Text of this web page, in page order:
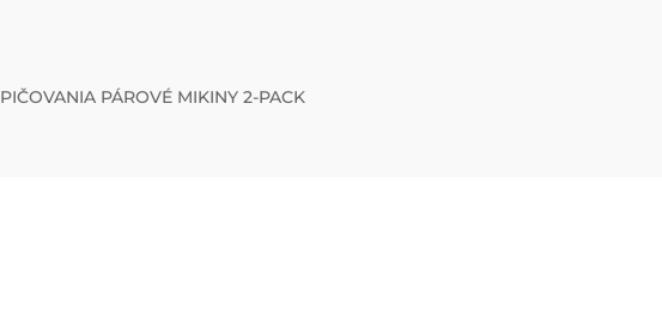
PÁROVÉ MIKINY 2-PACK